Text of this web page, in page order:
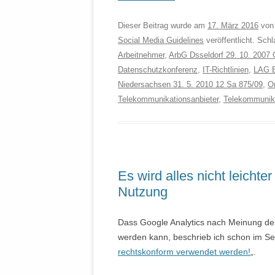
Dieser Beitrag wurde am 17. März 2016
Social Media Guidelines veröffentlicht.
Arbeitnehmer, ArbG Dsseldorf 29. 10. 2007
Datenschutzkonferenz
IT-Richtlinien LAG
Niedersachsen 31. 5. 2010 12 Sa 875/09
Telekommunikationsanbieter,
Es wird alles nicht
Nutzung
Dass Google Analytics nach Meinung
werden kann, beschrieb ich schon im
rechtskonform verwendet werden!